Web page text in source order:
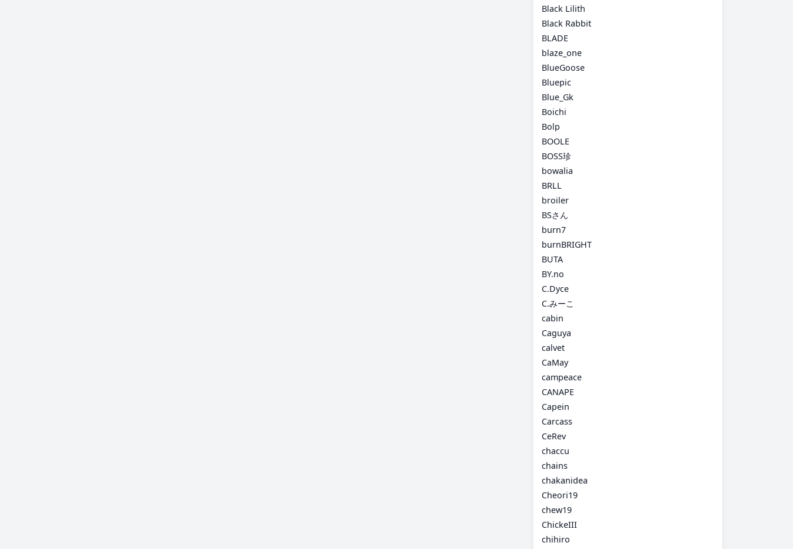
Black Lilith
Black Rabbit
BLADE
blaze_one
BlueGoose
Bluepic
Blue_Gk
Boichi
Bolp
BOOLE
BOSS珍
bowalia
BRLL
broiler
BSさん
burn7
burnBRIGHT
BUTA
BY.no
C.Dyce
C.みーこ
cabin
Caguya
calvet
CaMay
campeace
CANAPE
Capein
Carcass
CeRev
chaccu
chains
chakanidea
Cheori19
chew19
ChickeIII
chihiro